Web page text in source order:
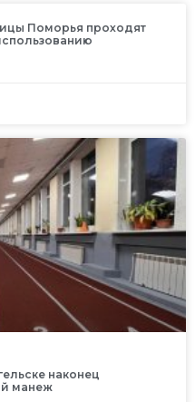
Поморья проходят
наконец
манеж